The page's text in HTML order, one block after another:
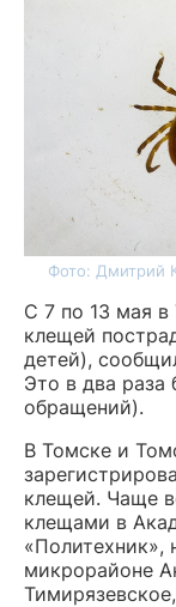
Фото: Дмитрий
С 7 по 13 мая в
клещей
детей),
Это в два раза
обращений).
В Томске и
клещей. Чаще
клещами в
«Политехник»,
микрорайоне